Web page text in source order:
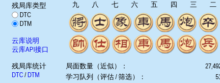
残局库类型
DTC
DTM
云库说明
云库API接口
残局库统计
DTC/ DTM
九 八 七 六 五 四 三 二
局面数量（近似）：
学习队列（评估 / 筛选）：